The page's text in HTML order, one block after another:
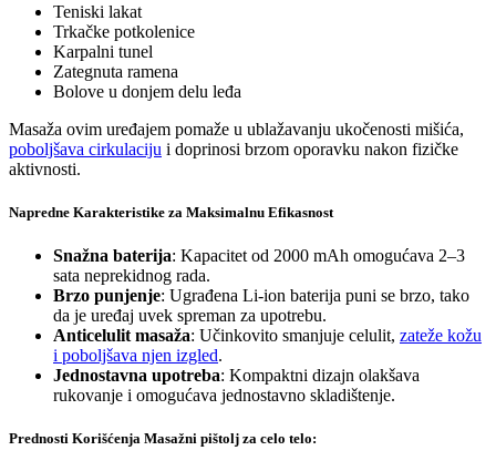
Teniski lakat
Trkačke potkolenice
Karpalni tunel
Zategnuta ramena
Bolove u donjem delu leđa
Masaža ovim uređajem pomaže u ublažavanju ukočenosti mišića,
poboljšava cirkulaciju i doprinosi brzom oporavku nakon fizičke
aktivnosti.
Napredne Karakteristike za Maksimalnu Efikasnost
Snažna baterija: Kapacitet od 2000 mAh omogućava 2–3
sata neprekidnog rada.
Brzo punjenje: Ugrađena Li-ion baterija puni se brzo, tako
da je uređaj uvek spreman za upotrebu.
Anticelulit masaža: Učinkovito smanjuje celulit, zateže kožu
i poboljšava njen izgled.
Jednostavna upotreba: Kompaktni dizajn olakšava
rukovanje i omogućava jednostavno skladištenje.
Prednosti Korišćenja Masažni pištolj za celo telo: